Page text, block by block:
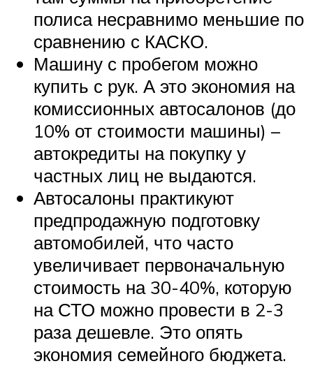
полиса несравнимо меньшие по
сравнению с КАСКО.
Машину с пробегом можно
купить с рук. А это экономия на
комиссионных автосалонов (до
10% от стоимости машины) –
автокредиты на покупку у
частных лиц не выдаются.
Автосалоны практикуют
предпродажную подготовку
автомобилей, что часто
увеличивает первоначальную
стоимость на 30-40%, которую
на СТО можно провести в 2-3
раза дешевле. Это опять
экономия семейного бюджета.